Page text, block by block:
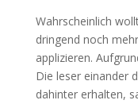
Wahrscheinlich
dringend noch mehr
applizieren.
Die leser einander
dahinter erhalten,